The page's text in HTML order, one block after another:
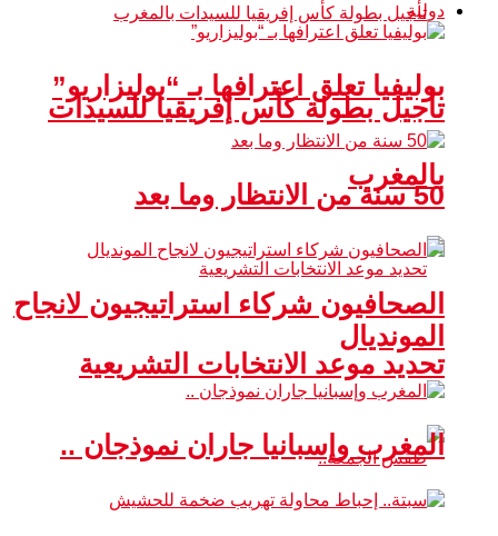
تأجيل بطولة كأس إفريقيا للسيدات
بالمغرب
تحديد موعد الانتخابات التشريعية
دولية
بوليفيا تعلق اعترافها بـ “بوليزاريو”
50 سنة من الانتظار وما بعد
الصحافيون شركاء استراتيجيون لانجاح
المونديال
المغرب وإسبانيا جاران نموذجان ..